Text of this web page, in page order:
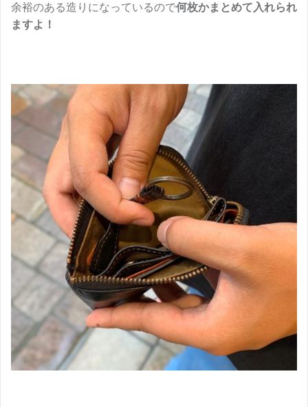
余裕のある造りになっているので何枚かまとめて入れられ
ますよ！